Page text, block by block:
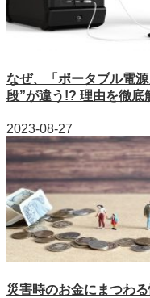
なぜ、「ポータブル電
段”が違う!? 理由を徹底
2023-08-27
災害時のお金にまつわ